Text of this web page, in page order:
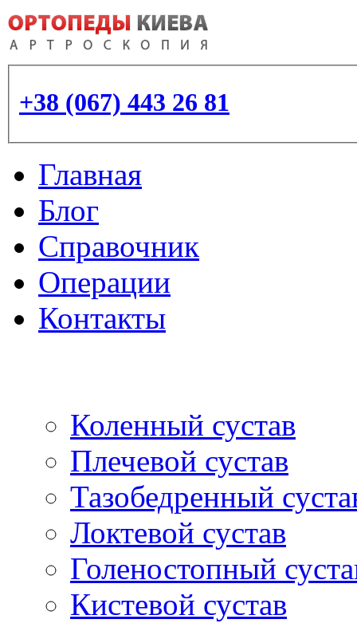
+38 (067) 443 26 81
Главная
Блог
Справочник
Операции
Контакты
Коленный сустав
Плечевой сустав
Тазобедренный
Локтевой сустав
Голеностопный
Кистевой сустав